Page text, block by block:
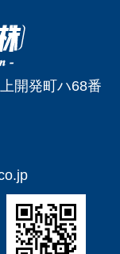
開発町ハ68番